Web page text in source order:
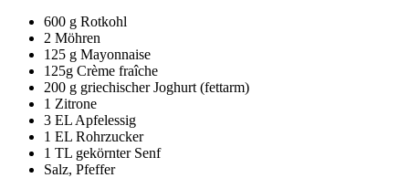
600 g Rotkohl
2 Möhren
125 g Mayonnaise
125g Crème fraîche
200 g griechischer Joghurt (fettarm)
1 Zitrone
3 EL Apfelessig
1 EL Rohrzucker
1 TL gekörnter Senf
Salz, Pfeffer